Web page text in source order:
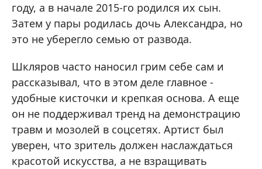
году, а в начале 2015-го родился их сын.
Затем у пары родилась дочь Александра, но
это не уберегло семью от развода.
Шкляров часто наносил грим себе сам и
рассказывал, что в этом деле главное -
удобные кисточки и крепкая основа. А еще
он не поддерживал тренд на демонстрацию
травм и мозолей в соцсетях. Артист был
уверен, что зритель должен наслаждаться
красотой искусства, а не взращивать